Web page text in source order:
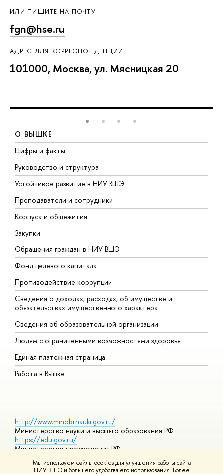
Мы используем файлы cookies для улучшения работы сайта
НИУ ВШЭ и большего удобства его использования. Более
ИЛИ ПИШИТЕ НА ПОЧТУ
fgn@hse.ru
АДРЕС ДЛЯ КОРРЕСПОНДЕНЦИИ:
101000, Москва, ул. Мясницкая 20
О ВЫШКЕ
Цифры и факты
Руководство и структура
Устойчивое развитие в НИУ ВШЭ
Преподаватели и сотрудники
Корпуса и общежития
Закупки
Обращения граждан в НИУ ВШЭ
Фонд целевого капитала
Противодействие коррупции
Сведения о доходах, расходах, об имуществе и
обязательствах имущественного характера
Сведения об образовательной организации
Людям с ограниченными возможностями здоровья
Единая платежная страница
Работа в Вышке
http://www.minobrnauki.gov.ru/
Министерство науки и высшего образования РФ
https://edu.gov.ru/
Министерство просвещения РФ
https://elearning.hse.ru/mooc
Массовые открытые онлайн-курсы